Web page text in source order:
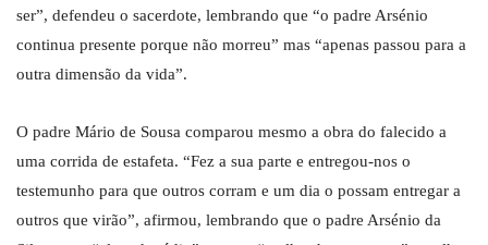
ser”, defendeu o sacerdote, lembrando que “o padre Arsénio
continua presente porque não morreu” mas “apenas passou para a
outra dimensão da vida”.
O padre Mário de Sousa comparou mesmo a obra do falecido a
uma corrida de estafeta. “Fez a sua parte e entregou-nos o
testemunho para que outros corram e um dia o possam entregar a
outros que virão”, afirmou, lembrando que o padre Arsénio da